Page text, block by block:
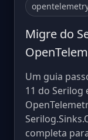
Migre do
Um guia
11 do Serilog
completa